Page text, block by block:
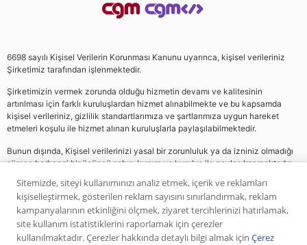
6698 sayılı Kişisel Verilerin Korunması Kanunu uyarınca, kişisel verileriniz
Şirketimiz tarafından işlenmektedir.
Şirketimizin vermek zorunda olduğu hizmetin devamı ve kalitesinin
artırılması için farklı kuruluşlardan hizmet alınabilmekte ve bu kapsamda
kişisel verileriniz, gizlilik standartlarımıza ve şartlarımıza uygun hareket
etmeleri koşulu ile hizmet alınan kuruluşlarla paylaşılabilmektedir.
Bunun dışında, Kişisel verilerinizi yasal bir zorunluluk ya da izniniz olmadığı
sürece herhangi bir üçüncü şahıs, kurum ve kuruluş ile paylaşılmamaktadır.
Web sitemizde yer alan analiz, yorum ve tavsiyeler yatırım danışmanlığı
kapsamında değildir. Bu tavsiyeler genel nitelikte olup, özel olarak sizin mali
durumunuz ile risk ve getiri tercihlerinize uygun olarak hazırlanmamıştır. Bu
Sitemizde, siteyi kullanımınızı analiz etmek, içerik ve reklamları
kişiselleştirmek, gösterilen reklam sayısını sınırlandırmak, reklam
kampanyalarının etkinliğini ölçmek, ziyaret tercihlerinizi hatırlamak,
site kullanım istatistiklerini raporlamak için çerezler
kullanılmaktadır. Çerezler hakkında detaylı bilgi almak için Çerez